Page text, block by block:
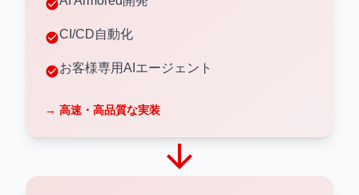
check_circle
check_circleCI/CD自動化
check_circleお客様専用AIエージェント
→ 高速・高品質な実装
arrow_forward